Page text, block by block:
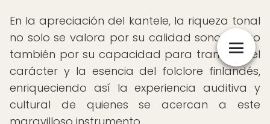
En la apreciación del kantele, la riqueza tonal
no solo se valora por su calidad sonora, sino
también por su capacidad para transmitir el
carácter y la esencia del folclore finlandés,
enriqueciendo así la experiencia auditiva y
cultural de quienes se acercan a este